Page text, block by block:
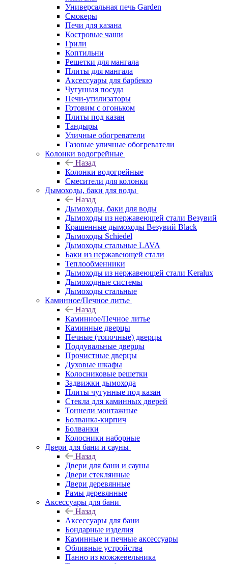
Универсальная печь Garden
Смокеры
Печи для казана
Костровые чаши
Грили
Коптильни
Решетки для мангала
Плиты для мангала
Аксессуары для барбекю
Чугунная посуда
Печи-утилизаторы
Готовим с огоньком
Плиты под казан
Тандыры
Уличные обогреватели
Газовые уличные обогреватели
Колонки водогрейные
Назад
Колонки водогрейные
Смесители для колонки
Дымоходы, баки для воды
Назад
Дымоходы, баки для воды
Дымоходы из нержавеющей стали Везувий
Крашенные дымоходы Везувий Black
Дымоходы Schiedel
Дымоходы стальные LAVA
Баки из нержавеющей стали
Теплообменники
Дымоходы из нержавеющей стали Keralux
Дымоходные системы
Дымоходы стальные
Каминное/Печное литье
Назад
Каминное/Печное литье
Каминные дверцы
Печные (топочные) дверцы
Поддувальные дверцы
Прочистные дверцы
Духовые шкафы
Колосниковые решетки
Задвижки дымохода
Плиты чугунные под казан
Стекла для каминных дверей
Тоннели монтажные
Болванка-кирпич
Болванки
Колосники наборные
Двери для бани и сауны
Назад
Двери для бани и сауны
Двери стеклянные
Двери деревянные
Рамы деревянные
Аксессуары для бани
Назад
Аксессуары для бани
Бондарные изделия
Каминные и печные аксессуары
Обливные устройства
Панно из можжевельника